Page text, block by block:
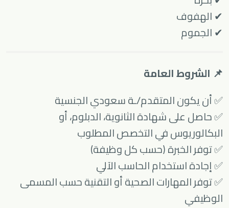
✔ الهفوف
✔ الجموم
📌 الشروط العامة
✅ أن يكون المتقدم/ـة سعودي الجنسية
✅ حاصل على شهادة الثانوية، الدبلوم، أو
البكالوريوس في التخصص المطلوب
✅ توفر الخبرة (حسب كل وظيفة)
✅ إجادة استخدام الحاسب الآلي
✅ توفر المهارات الصحية أو التقنية حسب المسمى
الوظيفي